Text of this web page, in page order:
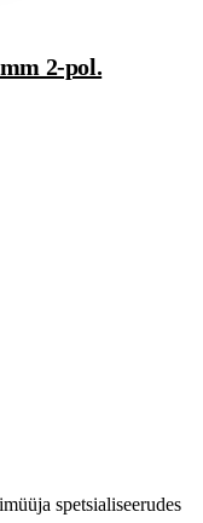
2-pol.
spetsialiseerudes